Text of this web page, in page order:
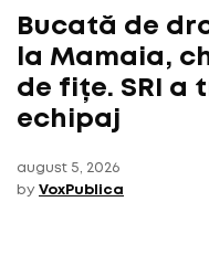
Bucată de
la Mamaia,
de fițe. SRI a
echipaj
august 5, 2026
by VoxPublica